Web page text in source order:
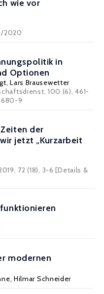
wie vor
2020
in
Optionen
, Lars Brausewetter
100 (6), 461-
9
der
jetzt „Kurzarbeit
72 (18), 3-6[Details &
modernen
, Hilmar Schneider